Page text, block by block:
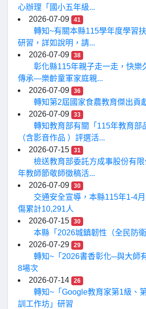
心辦理「國小五年級...
2026-07-09
41
轉知~有關本縣115學年度學習
研習，詳如說明，請...
2026-07-09
38
彰化縣115年親子走一走，快樂
傳承—樂齡童軍家庭親...
2026-07-09
36
轉知第2屆國家食農教育傑出貢
2026-07-09
33
轉知教育部有關「115年教育部
（含影音作品 ）評選活...
2026-07-15
31
檢送教育部委託方成事股份有
年教師節敬師徵稿活...
2026-07-09
30
交通安全宣導，本縣115年1-4
傷累計10,291人
2026-07-15
30
本縣「2026城鎮韌性（全民防衛
2026-07-29
29
轉知~「2026書香彰化─與大師
8場次
2026-07-14
26
轉知~「Google教育家第1級、
訓工作坊」研習